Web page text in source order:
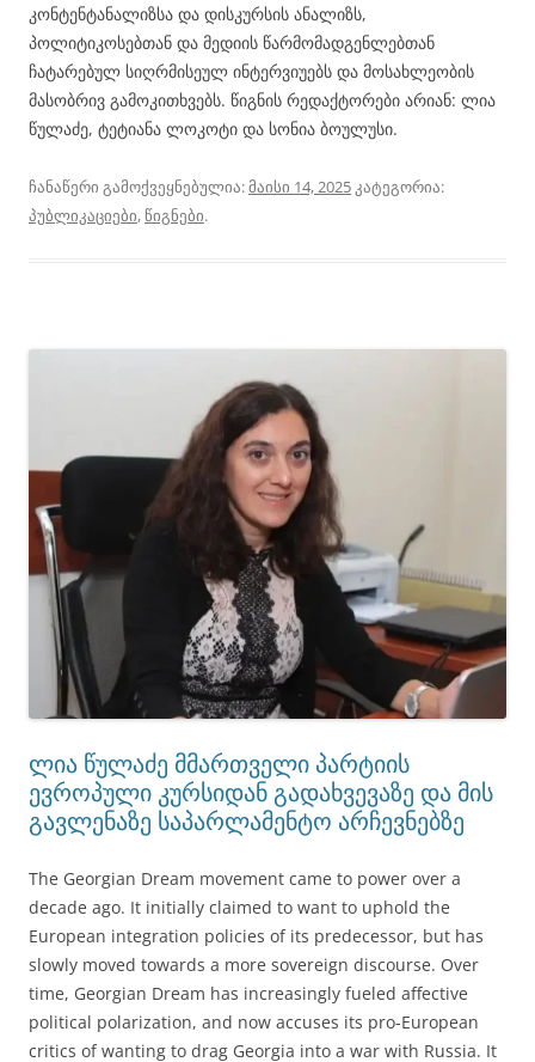
კონტენტანალიზსა და დისკურსის ანალიზს,
პოლიტიკოსებთან და მედიის წარმომადგენლებთან
ჩატარებულ სიღრმისეულ ინტერვიუებს და მოსახლეობის
მასობრივ გამოკითხვებს. წიგნის რედაქტორები არიან: ლია
წულაძე, ტეტიანა ლოკოტი და სონია ბოულუსი.
ჩანაწერი გამოქვეყნებულია:მაისი 14, 2025კატეგორია:
პუბლიკაციები,წიგნები.
ლია წულაძე მმართველი პარტიის
ევროპული კურსიდან გადახვევაზე და მის
გავლენაზე საპარლამენტო არჩევნებზე
The Georgian Dream movement came to power over a
decade ago. It initially claimed to want to uphold the
European integration policies of its predecessor, but has
slowly moved towards a more sovereign discourse. Over
time, Georgian Dream has increasingly fueled affective
political polarization, and now accuses its pro-European
critics of wanting to drag Georgia into a war with Russia. It